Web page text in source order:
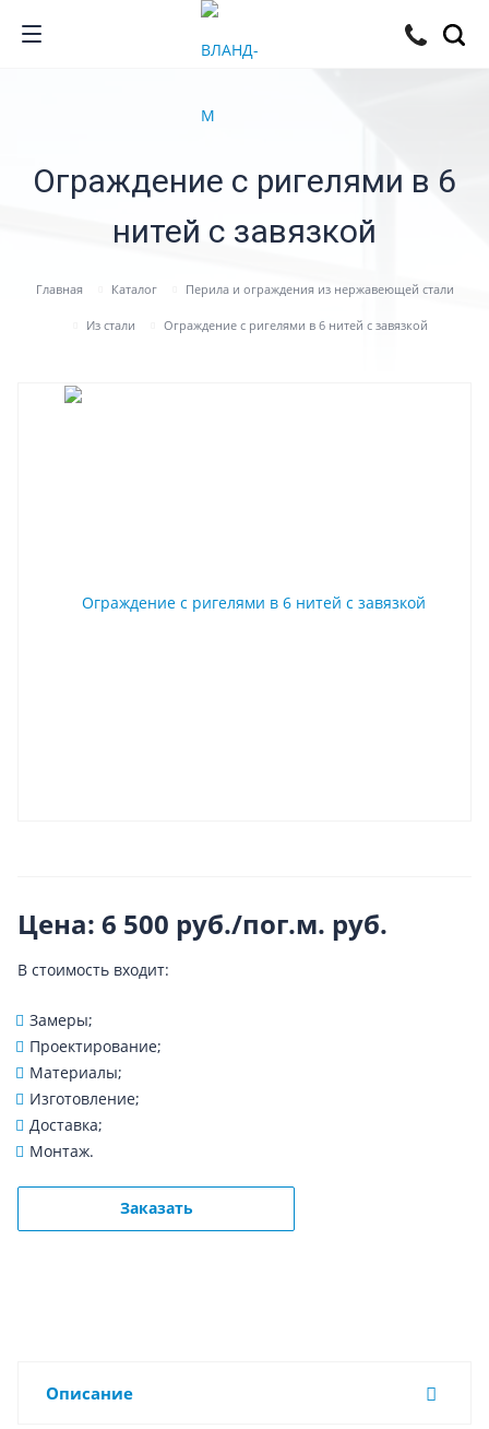
Ограждение с ригелями в 6
нитей с завязкой
Главная Каталог Перила и ограждения из нержавеющей стали
Из стали Ограждение с ригелями в 6 нитей с завязкой
Цена: 6 500 руб./пог.м. руб.
В стоимость входит:
Замеры;
Проектирование;
Материалы;
Изготовление;
Доставка;
Монтаж.
Заказать
Описание